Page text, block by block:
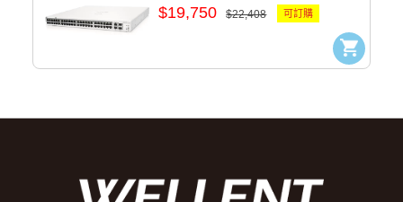
$19,750 $22,408 可訂購